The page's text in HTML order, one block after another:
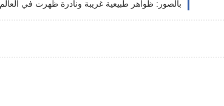
بالصور: ظواهر طبيعية غريبة ونادرة ظهرت في العالم